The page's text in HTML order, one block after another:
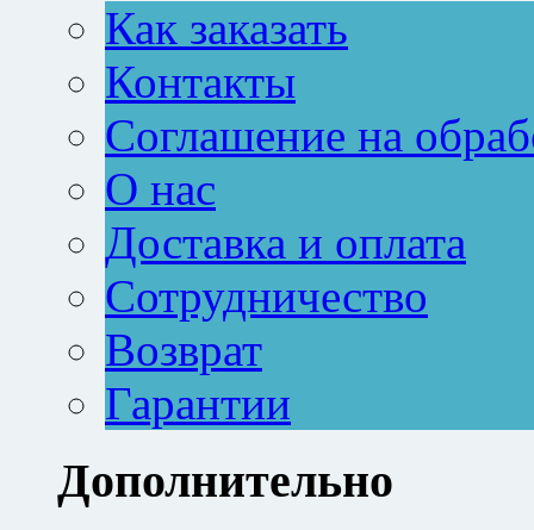
Как заказать
Контакты
Соглашение на
О нас
Доставка и оплата
Сотрудничество
Возврат
Гарантии
Дополнительно